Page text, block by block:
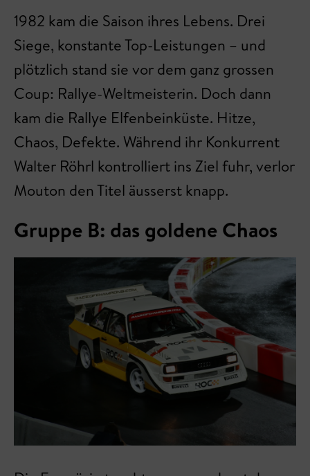
1982 kam die Saison ihres Lebens. Drei
Siege, konstante Top-Leistungen – und
plötzlich stand sie vor dem ganz grossen
Coup: Rallye-Weltmeisterin. Doch dann
kam die Rallye Elfenbeinküste. Hitze,
Chaos, Defekte. Während ihr Konkurrent
Walter Röhrl kontrolliert ins Ziel fuhr, verlor
Mouton den Titel äusserst knapp.
Gruppe B: das goldene Chaos